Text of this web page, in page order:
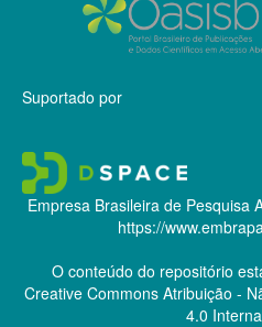
Suportado por
Empresa Brasileira de Pesquisa
https://
O conteúdo do repositório
Creative CommonsAtribuição -
4.0